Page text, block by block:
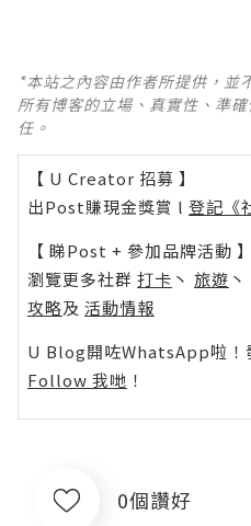
*本站之內容由作者所提供，並
所有博客的立場、真實性、準
任。
【 U Creator 招募 】
出Post賺現金獎賞 l 登記《
【 睇Post + 參加品牌活動 】
瀏覽更多社群 打卡 丶 旅遊 丶
攻略及 活動情報
U Blog開咗WhatsApp啦！
Follow 我哋 ！
0個讚好